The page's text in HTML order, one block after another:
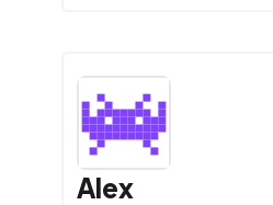
Alex